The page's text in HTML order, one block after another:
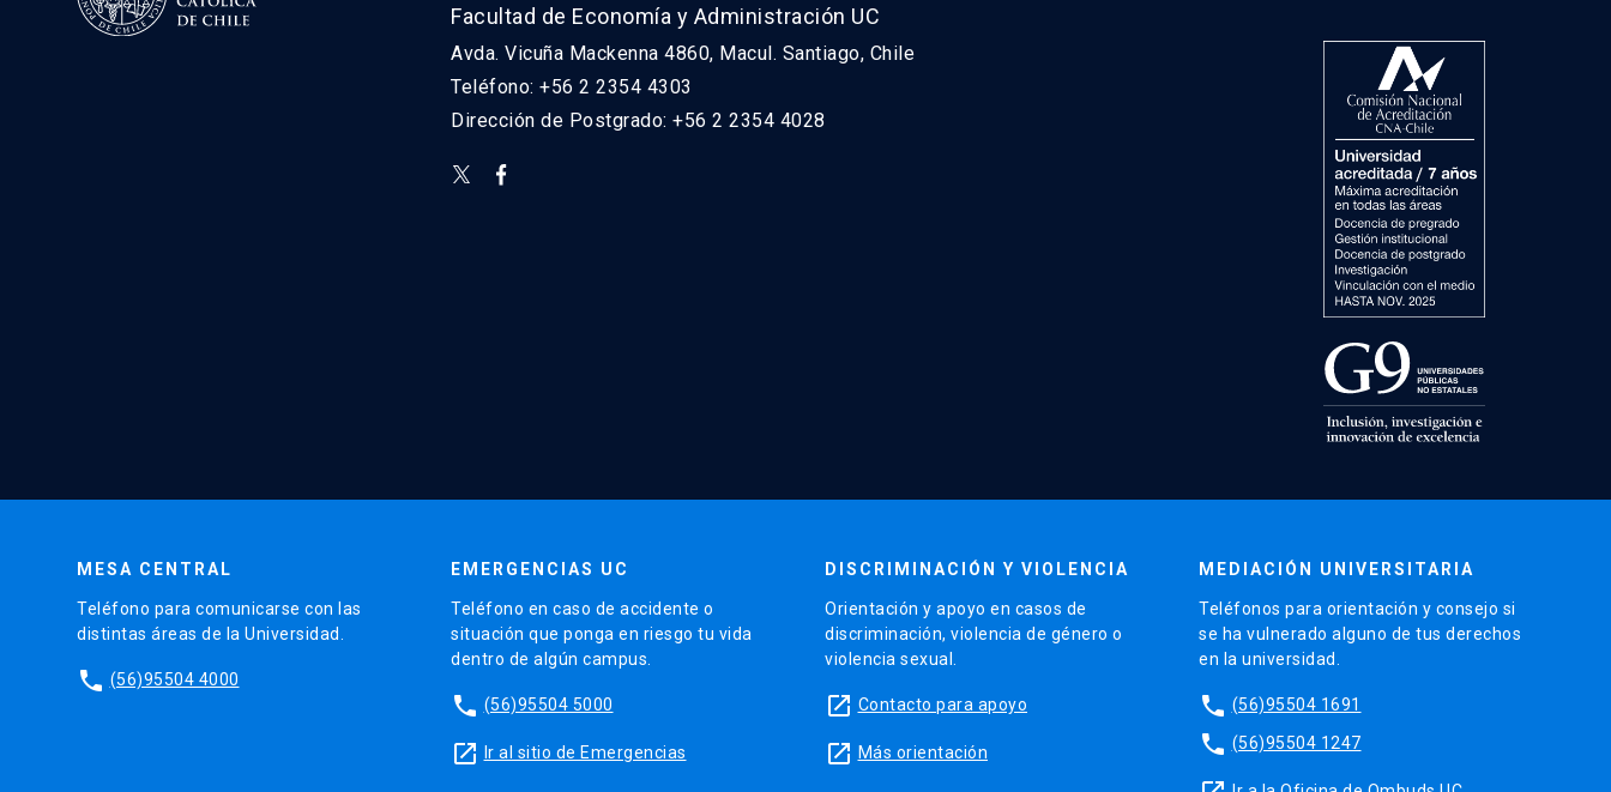
Facultad de Economía y Administración UC
Avda. Vicuña Mackenna 4860, Macul. Santiago, Chile
Teléfono: +56 2 2354 4303
Dirección de Postgrado: +56 2 2354 4028
MESA CENTRAL
Teléfono para comunicarse con las
distintas áreas de la Universidad.
phone (56)95504 4000
EMERGENCIAS UC
Teléfono en caso de accidente o
situación que ponga en riesgo tu vida
dentro de algún campus.
phone (56)95504 5000
launch Ir al sitio de Emergencias
DISCRIMINACIÓN Y VIOLENCIA
Orientación y apoyo en casos de
discriminación, violencia de género o
violencia sexual.
launch Contacto para apoyo
launch Más orientación
MEDIACIÓN UNIVERSITARIA
Teléfonos para orientación y consejo si
se ha vulnerado alguno de tus derechos
en la universidad.
phone (56)95504 1691
phone (56)95504 1247